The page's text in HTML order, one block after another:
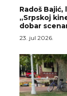
Radoš
„Srpskoj
dobar
23. jul 2026.